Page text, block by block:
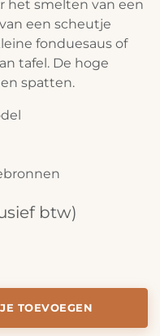
het smelten van een
een scheutje
fonduesaus of
tafel. De hoge
spatten.
btw)
TOEVOEGEN